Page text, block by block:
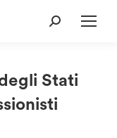
Cerca:
Stati